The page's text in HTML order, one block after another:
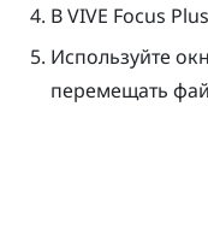
ВVIVE Focus Plus
Используйте
перемещать